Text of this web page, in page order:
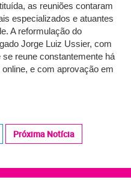
as reuniões contaram
especializados e atuantes
A reformulação do
Jorge Luiz Ussier, com
reune constantemente há
e com aprovação em
Próxima Notícia